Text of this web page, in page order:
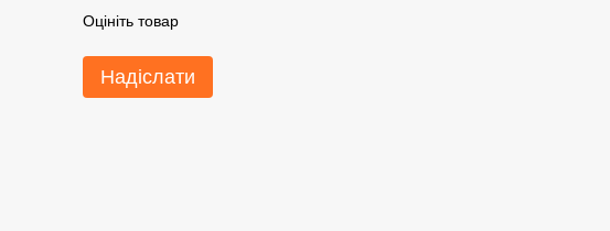
Оцініть товар
Надіслати